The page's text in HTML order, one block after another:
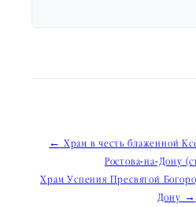
Навигация
по
← Храм в честь блаженной
Ростова-на-Дону
Храм Успения Пресвятой
Дону →